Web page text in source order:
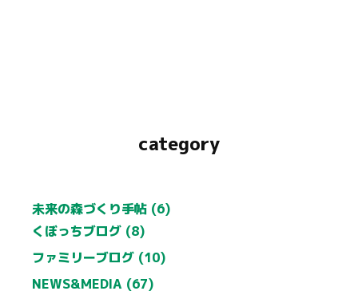
category
未来の森づくり手帖 (6)
くぼっちブログ (8)
ファミリーブログ (10)
NEWS&MEDIA (67)